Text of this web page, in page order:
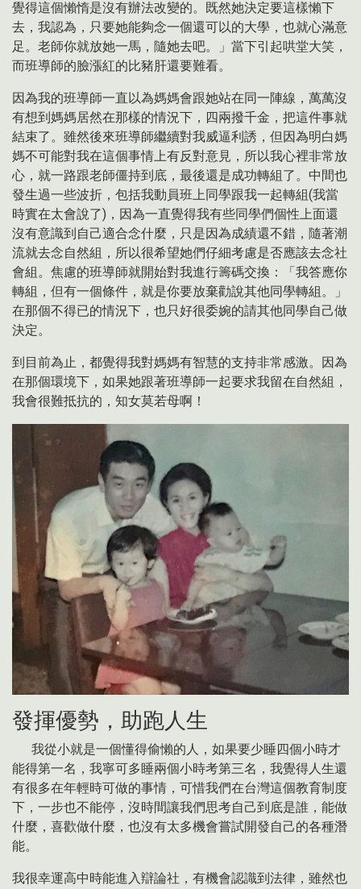
覺得這個懶惰是沒有辦法改變的。既然她決定要這樣懶下
去，我認為，只要她能夠念一個還可以的大學，也就心滿意
足。老師你就放她一馬，隨她去吧。」當下引起哄堂大笑，
而班導師的臉漲紅的比豬肝還要難看。
因為我的班導師一直以為媽媽會跟她站在同一陣線，萬萬沒
有想到媽媽居然在那樣的情況下，四兩撥千金，把這件事就
結束了。雖然後來班導師繼續對我威逼利誘，但因為明白媽
媽不可能對我在這個事情上有反對意見，所以我心裡非常放
心，就一路跟老師僵持到底，最後還是成功轉組了。中間也
發生過一些波折，包括我動員班上同學跟我一起轉組(我當
時實在太會說了)，因為一直覺得我有些同學們個性上面還
沒有意識到自己適合念什麼，只是因為成績還不錯，隨著潮
流就去念自然組，所以很希望她們仔細考慮是否應該去念社
會組。焦慮的班導師就開始對我進行籌碼交換：「我答應你
轉組，但有一個條件，就是你要放棄勸說其他同學轉組。」
在那個不得已的情況下，也只好很委婉的請其他同學自己做
決定。
到目前為止，都覺得我對媽媽有智慧的支持非常感激。因為
在那個環境下，如果她跟著班導師一起要求我留在自然組，
我會很難抵抗的，知女莫若母啊！
發揮優勢，助跑人生
我從小就是一個懂得偷懶的人，如果要少睡四個小時才
能得第一名，我寧可多睡兩個小時考第三名，我覺得人生還
有很多在年輕時可做的事情，可惜我們在台灣這個教育制度
下，一步也不能停，沒時間讓我們思考自己到底是誰，能做
什麼，喜歡做什麼，也沒有太多機會嘗試開發自己的各種潛
能。
我很幸運高中時能進入辯論社，有機會認識到法律，雖然也